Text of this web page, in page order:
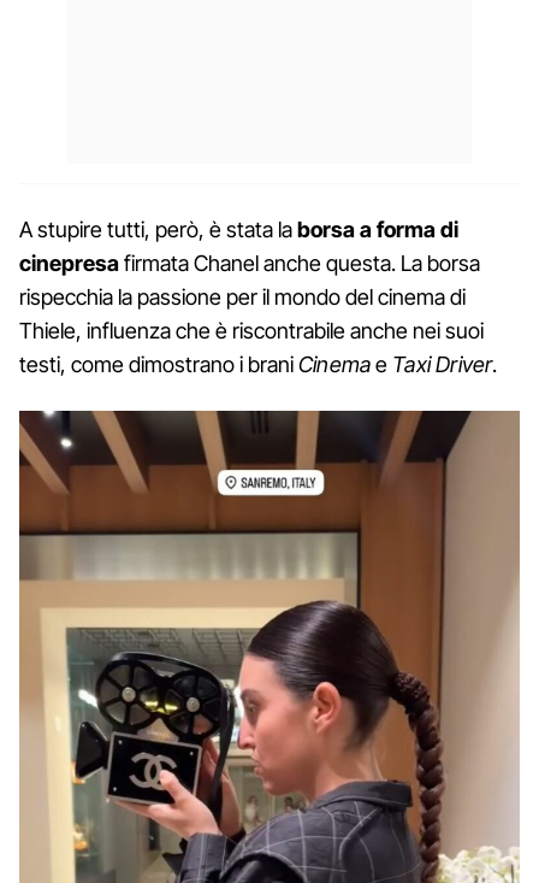
A stupire tutti, però, è stata laborsa a forma di
cinepresafirmata Chanel anche questa. La borsa
rispecchia la passione per il mondo del cinema di
Thiele, influenza che è riscontrabile anche nei suoi
testi, come dimostrano i braniCinemae Taxi Driver.